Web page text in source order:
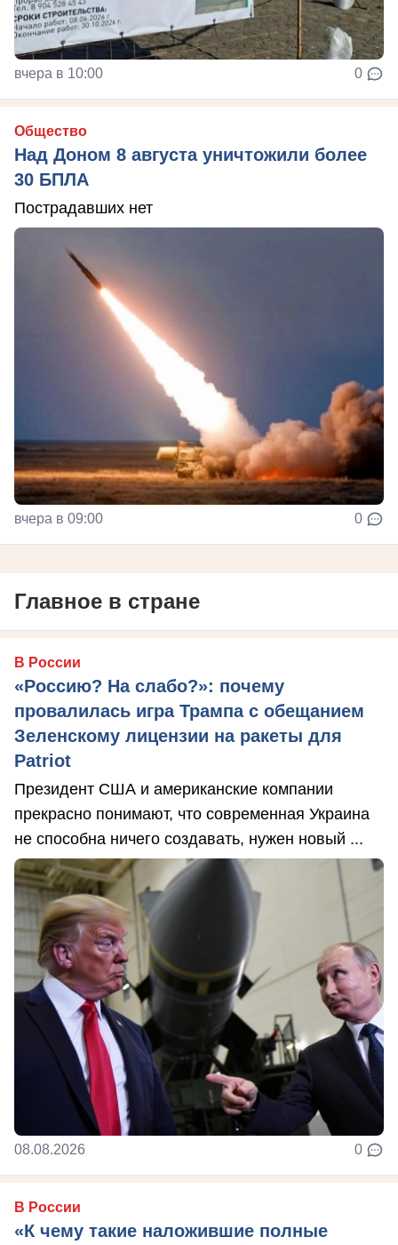
вчера в 10:00 0
Общество
Над Доном 8 августа уничтожили более
30 БПЛА
Пострадавших нет
вчера в 09:00 0
Главное в стране
В России
«Россию? На слабо?»: почему
провалилась игра Трампа с обещанием
Зеленскому лицензии на ракеты для
Patriot
Президент США и американские компании
прекрасно понимают, что современная Украина
не способна ничего создавать, нужен новый ...
08.08.2026 0
В России
«К чему такие наложившие полные